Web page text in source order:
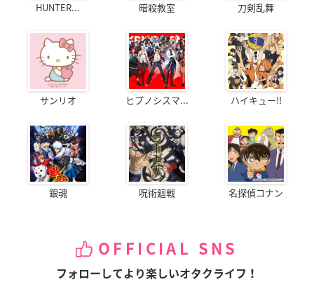
HUNTER... 暗殺教室 刀剣乱舞
サンリオ ヒプノシスマ... ハイキュー!!
銀魂 呪術廻戦 名探偵コナン
OFFICIAL SNS
フォローしてより楽しいオタクライフ！